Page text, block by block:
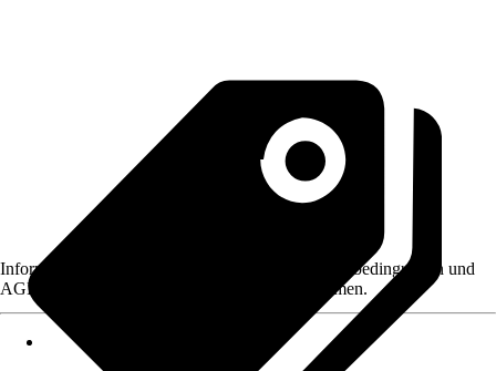
Informationen des Verkäufers, wie z. B. Rückgabebedingungen und
AGB, finden Sie bei Klick auf den Verkäufernamen.